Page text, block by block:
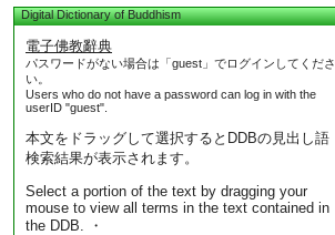
Digital Dictionary of Buddhism
電子佛教辭典
パスワードがない場合は「guest」でログインしてくださ
い。
Users who do not have a password can log in with the
userID "guest".
本文をドラッグして選択するとDDBの見出し語
検索結果が表示されます。
Select a portion of the text by dragging your
mouse to view all terms in the text contained in
the DDB. ・